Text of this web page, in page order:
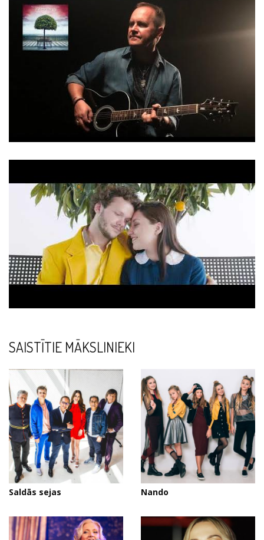
SAISTĪTIE MĀKSLINIEKI
Saldās sejas Nando